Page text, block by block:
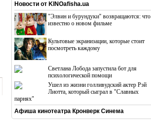
Новости от KINOafisha.ua
"Элвин и бурундуки" возвращаются: что
известно о новом фильме
Культовые экранизации, которые стоит
посмотреть каждому
Светлана Лобода запустила бот для
психологической помощи
Ушел из жизни голливудский актер Рэй
Лиотта, который сыграл в "Славных
парнях"
Афиша кинотеатра Кронверк Синема